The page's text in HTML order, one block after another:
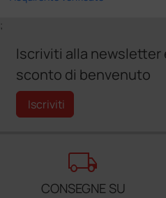
;
Iscriviti alla
sconto di benvenuto
Iscriviti
local_shipping
CONSEGNE SU